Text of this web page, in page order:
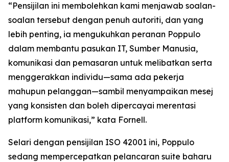
“Pensijilan ini membolehkan kami menjawab soalan-
soalan tersebut dengan penuh autoriti, dan yang
lebih penting, ia mengukuhkan peranan Poppulo
dalam membantu pasukan IT, Sumber Manusia,
komunikasi dan pemasaran untuk melibatkan serta
menggerakkan individu—sama ada pekerja
mahupun pelanggan—sambil menyampaikan mesej
yang konsisten dan boleh dipercayai merentasi
platform komunikasi,” kata Fornell.
Selari dengan pensijilan ISO 42001 ini, Poppulo
sedang mempercepatkan pelancaran suite baharu